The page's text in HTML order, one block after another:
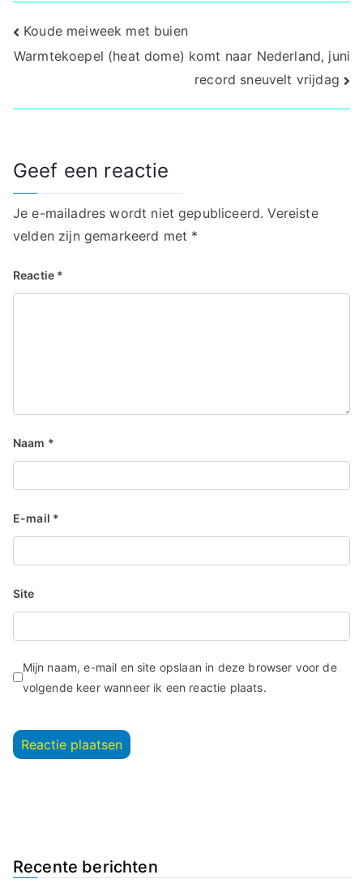
Bericht
navigatie
Koude meiweek met buien
Warmtekoepel (heat dome) komt naar Nederland, juni
record sneuvelt vrijdag
Geef een reactie
Je e-mailadres wordt niet gepubliceerd. Vereiste
velden zijn gemarkeerd met *
Reactie *
Naam *
E-mail *
Site
Mijn naam, e-mail en site opslaan in deze browser voor de
volgende keer wanneer ik een reactie plaats.
Recente berichten